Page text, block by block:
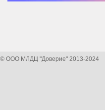
© ООО МЛДЦ "Доверие" 2013-2024